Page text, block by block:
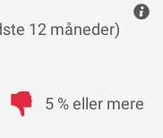
12 måneder)
5 % eller mere